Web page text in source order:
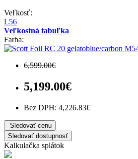
Veľkosť:
L56
Veľkostná tabuľka
Farba:
6,599.00€
5,199.00€
Bez DPH: 4,226.83€
Sledovať cenu
Sledovať dostupnosť
Kalkulačka splátok